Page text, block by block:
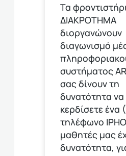
Τα
ΔΙΑΚΡΟΤΗΜΑ
διοργανώνουν
διαγωνισμό
συστήματος
σας δίνουν τη
δυνατότητα να
κερδίσετε ένα
τηλέφωνο
μαθητές μας
δυνατότητα,